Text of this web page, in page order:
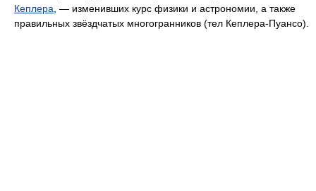
Кеплера , — изменивших курс физики и астрономии, а также
правильных звёздчатых многогранников (тел Кеплера-Пуансо).